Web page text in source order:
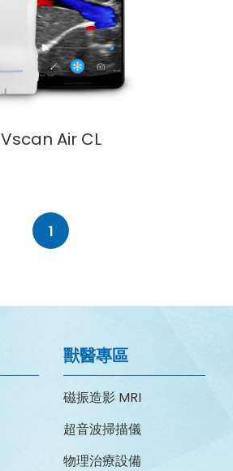
Vscan Air CL
1
獸醫專區
磁振造影 MRI
超音波掃描儀
物理治療設備